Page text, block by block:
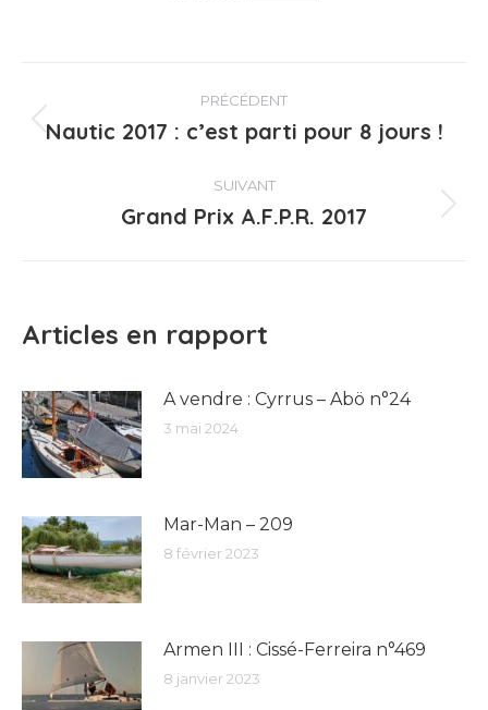
Navigation
article
PRÉCÉDENT
Article
:
Nautic 2017 : c’est parti pour 8 jours !
SUIVANT
Article
Grand Prix A.F.P.R. 2017
Articles en rapport
A vendre : Cyrrus – Abö n°24
3 mai 2024
Mar-Man – 209
8 février 2023
Armen III : Cissé-Ferreira n°469
8 janvier 2023